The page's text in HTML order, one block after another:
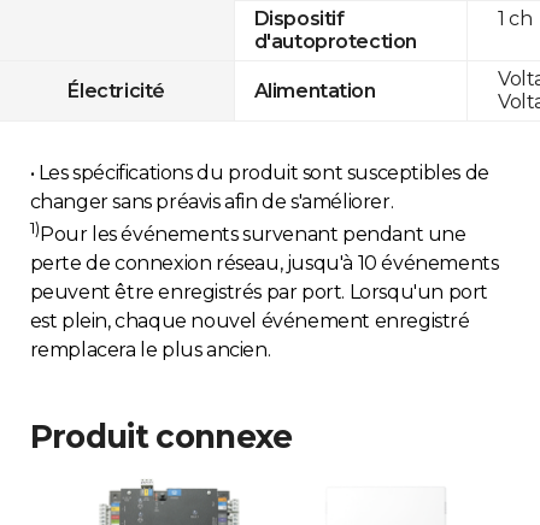
Dispositif
d'autoprotection
Électricité Alimentation
1 ch
• Les spécifications du produit sont susceptibles de
changer sans préavis afin de s'améliorer.
1) Pour les événements survenant pendant une
perte de connexion réseau, jusqu'à 10 événements
peuvent être enregistrés par port. Lorsqu'un port
est plein, chaque nouvel événement enregistré
remplacera le plus ancien.
Produit connexe